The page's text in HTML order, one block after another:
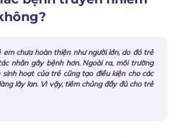
em chưa hoàn thiện như người lớn, do đó trẻ
nhân gây bệnh hơn. Ngoài ra, môi trường
hoạt của trẻ cũng tạo điều kiện cho các
lây lan. Vì vậy, tiêm chủng đầy đủ cho trẻ